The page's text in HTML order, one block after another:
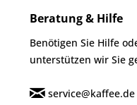
Beratung & Hilfe
Benötigen Sie Hilfe
unterstützen wir Sie
service@kaffee.de